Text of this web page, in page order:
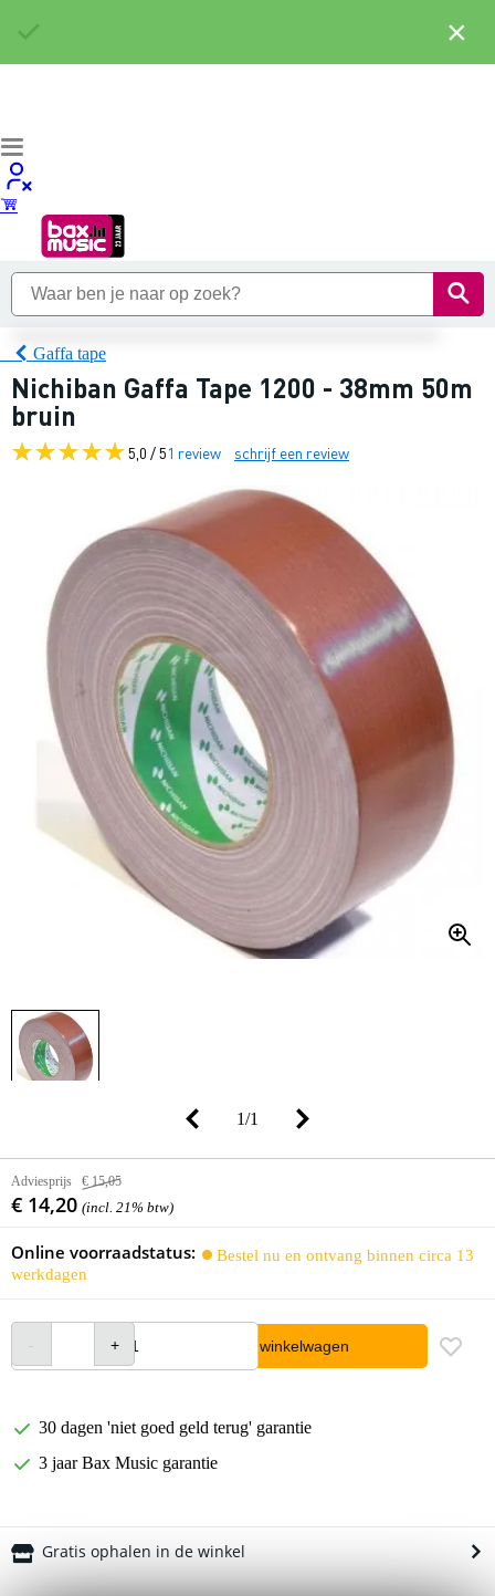
Gaffa tape
Nichiban Gaffa Tape 1200 - 38mm 50m
bruin
5,0 / 51 review schrijf een review
1/1
Adviesprijs € 15,05
€ 14,20 (incl. 21% btw)
Online voorraadstatus:
Bestel nu en ontvang binnen circa 13
werkdagen
In winkelwagen
30 dagen 'niet goed geld terug' garantie
3 jaar Bax Music garantie
Gratis ophalen in de winkel
×